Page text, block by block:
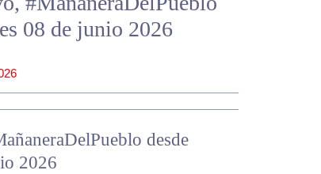
08 de junio 2026
desde
2026